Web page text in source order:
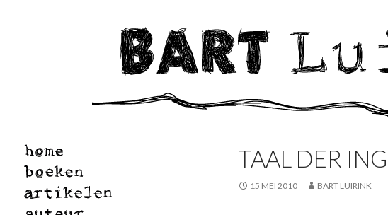
TAAL DER
15 MEI 2010 BART LUIRINK